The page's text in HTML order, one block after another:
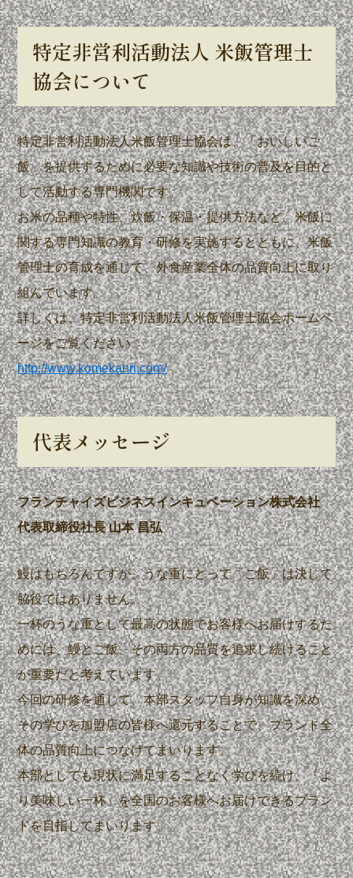
特定非営利活動法人 米飯管理士
協会について
特定非営利活動法人米飯管理士協会は、「おいしいご
飯」を提供するために必要な知識や技術の普及を目的と
して活動する専門機関です。
お米の品種や特性、炊飯・保温・提供方法など、米飯に
関する専門知識の教育・研修を実施するとともに、米飯
管理士の育成を通じて、外食産業全体の品質向上に取り
組んでいます。
詳しくは、特定非営利活動法人米飯管理士協会ホームペ
ージをご覧ください。
http://www.komekanri.com/
代表メッセージ
フランチャイズビジネスインキュベーション株式会社
代表取締役社長 山本 昌弘
鰻はもちろんですが、うな重にとって「ご飯」は決して
脇役ではありません。
一杯のうな重として最高の状態でお客様へお届けするた
めには、鰻とご飯、その両方の品質を追求し続けること
が重要だと考えています。
今回の研修を通じて、本部スタッフ自身が知識を深め、
その学びを加盟店の皆様へ還元することで、ブランド全
体の品質向上につなげてまいります。
本部としても現状に満足することなく学びを続け、「よ
り美味しい一杯」を全国のお客様へお届けできるブラン
ドを目指してまいります。